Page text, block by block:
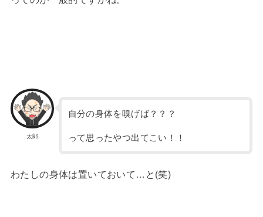
太郎
自分の身体を嗅げば？？？
って思ったやつ出てこい！！
わたしの身体は置いておいて…と(笑)